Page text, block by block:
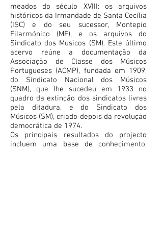
meados do século XVIII: os arquivos
históricos da Irmandade de Santa Cecília
(ISC) e do seu sucessor, Montepio
Filarmónico (MF), e os arquivos do
Sindicato dos Músicos (SM). Este último
acervo reúne a documentação da
Associação de Classe dos Músicos
Portugueses (ACMP), fundada em 1909,
do Sindicato Nacional dos Músicos
(SNM), que lhe sucedeu em 1933 no
quadro da extinção dos sindicatos livres
pela ditadura, e do Sindicato dos
Músicos (SM), criado depois da revolução
democrática de 1974.
Os principais resultados do projecto
incluem uma base de conhecimento,